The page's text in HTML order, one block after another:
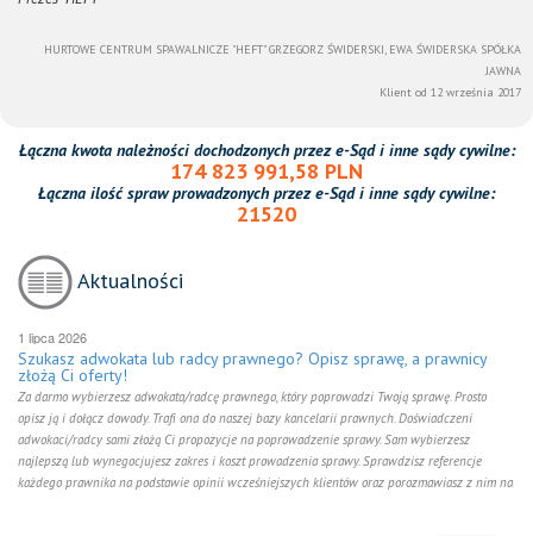
HURTOWE CENTRUM SPAWALNICZE "HEFT" GRZEGORZ ŚWIDERSKI, EWA ŚWIDERSKA SPÓŁKA
JAWNA
Klient od 12 września 2017
Łączna kwota należności dochodzonych przez e-Sąd i inne sądy cywilne:
174 823 991,58 PLN
Łączna ilość spraw prowadzonych przez e-Sąd i inne sądy cywilne:
21520
Aktualności
1 lipca 2026
Szukasz adwokata lub radcy prawnego? Opisz sprawę, a prawnicy
złożą Ci oferty!
Za darmo wybierzesz adwokata/radcę prawnego, który poprowadzi Twoją sprawę. Prosto
opisz ją i dołącz dowody. Trafi ona do naszej bazy kancelarii prawnych. Doświadczeni
adwokaci/radcy sami złożą Ci propozycje na poprowadzenie sprawy. Sam wybierzesz
najlepszą lub wynegocjujesz zakres i koszt prowadzenia sprawy. Sprawdzisz referencje
każdego prawnika na podstawie opinii wcześniejszych klientów oraz porozmawiasz z nim na